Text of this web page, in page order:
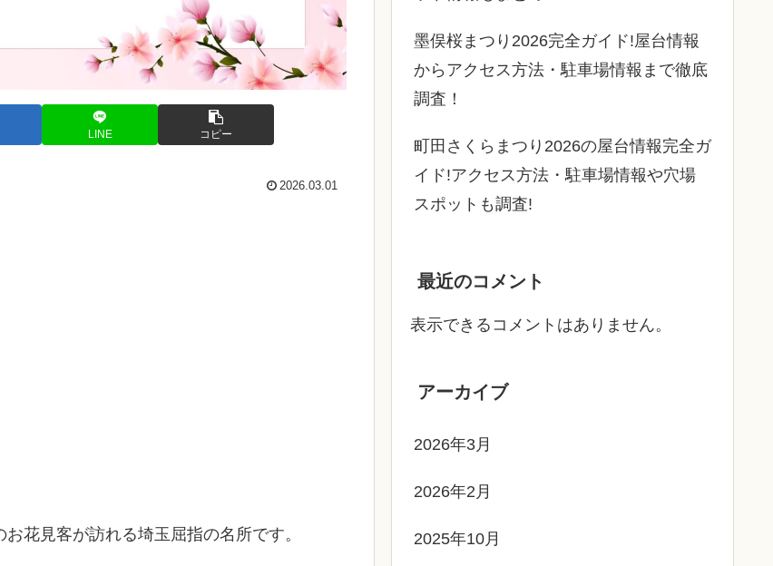
LINE コピー
2026.03.01
花見客が訪れる埼玉屈指の名所です。
墨俣桜まつり2026完全ガイド!屋台情報
からアクセス方法・駐車場情報まで徹底
調査！
町田さくらまつり2026の屋台情報完全ガ
イド!アクセス方法・駐車場情報や穴場
スポットも調査!
最近のコメント
表示できるコメントはありません。
アーカイブ
2026年3月
2026年2月
2025年10月